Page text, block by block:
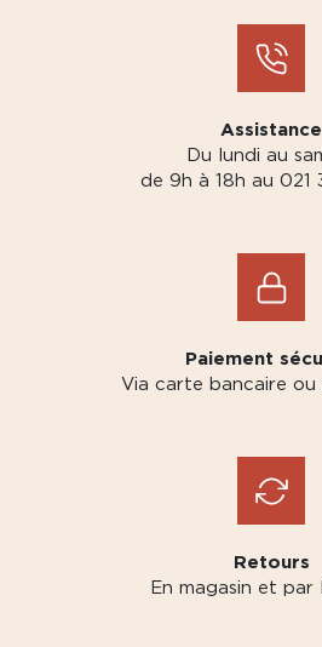
Assistance
Du lundi au
de 9h à 18h au 021
Paiement
Via carte bancaire
Retours
En magasin et par